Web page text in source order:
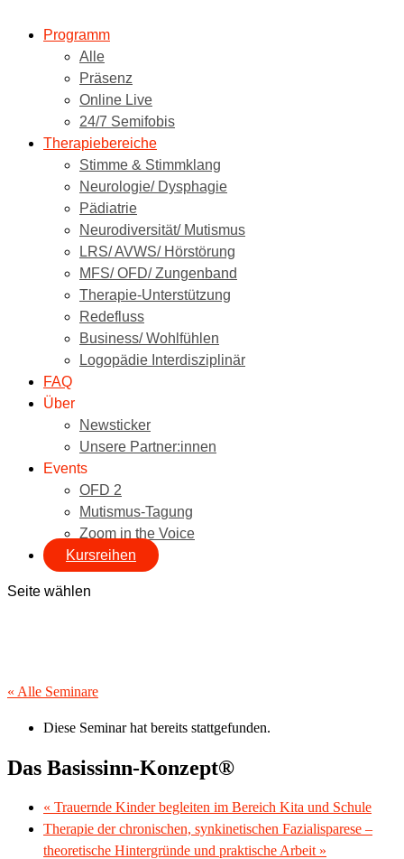
Programm
Alle
Präsenz
Online Live
24/7 Semifobis
Therapiebereiche
Stimme & Stimmklang
Neurologie/ Dysphagie
Pädiatrie
Neurodiversität/ Mutismus
LRS/ AVWS/ Hörstörung
MFS/ OFD/ Zungenband
Therapie-Unterstützung
Redefluss
Business/ Wohlfühlen
Logopädie Interdisziplinär
FAQ
Über
Newsticker
Unsere Partner:innen
Events
OFD 2
Mutismus-Tagung
Zoom in the Voice
Kursreihen
Seite wählen
« Alle Seminare
Diese Seminar hat bereits stattgefunden.
Das Basissinn-Konzept®
« Trauernde Kinder begleiten im Bereich Kita und Schule
Therapie der chronischen, synkinetischen Fazialisparese –
theoretische Hintergründe und praktische Arbeit »